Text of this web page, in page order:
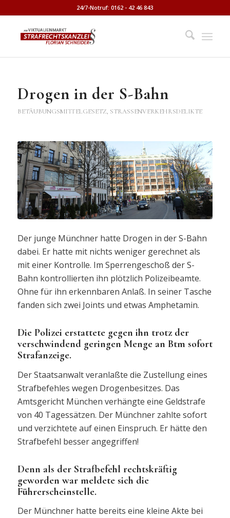
24/7-Notruf: 0162 - 42 46 843
Drogen in der S-Bahn
BETÄUBUNGSMITTELGESETZ, STRASSENVERKEHRSDELIKTE
Der junge Münchner hatte Drogen in der S-Bahn
dabei. Er hatte mit nichts weniger gerechnet als
mit einer Kontrolle. Im Sperrengeschoß der S-
Bahn kontrollierten ihn plötzlich Polizeibeamte.
Ohne für ihn erkennbaren Anlaß. In seiner Tasche
fanden sich zwei Joints und etwas Amphetamin.
Die Polizei erstattete gegen ihn trotz der
verschwindend geringen Menge an Btm sofort
Strafanzeige.
Der Staatsanwalt veranlaßte die Zustellung eines
Strafbefehles wegen Drogenbesitzes. Das
Amtsgericht München verhängte eine Geldstrafe
von 40 Tagessätzen. Der Münchner zahlte sofort
und verzichtete auf einen Einspruch. Er hätte den
Strafbefehl besser angegriffen!
Denn als der Strafbefehl rechtskräftig
geworden war meldete sich die
Führerscheinstelle.
Der Münchner hatte bereits eine kleine Akte bei